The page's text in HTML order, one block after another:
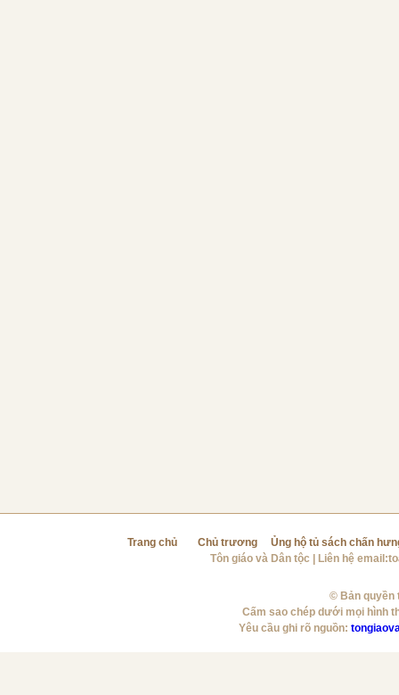
Trang chủ Chủ trương
Ủng hộ tủ sách chấn
Tôn giáo và Dân tộc | Liên hệ email:
© Bản quyền
Cấm sao chép dưới mọi hình
Yêu cầu ghi rõ nguồn: